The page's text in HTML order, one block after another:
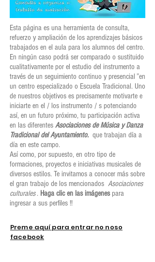
Esta página es una herramienta de consulta,
refuerzo y ampliación de los aprendizajes básicos
trabajados en el aula para los alumnos del centro.
En ningún caso podrá ser comparado o sustituido
cualitativamente por el estudio del instrumento a
través de un seguimiento continuo y presencial ”en
un centro especializado o Escuela Tradicional. Uno
de nuestros objetivos es precisamente motivarte e
iniciarte en el / los instrumento / s potenciando
así, en un futuro próximo, tu participación activa
en las diferentes Asociaciones de Música y Danza
Tradicional del Ayuntamiento. que trabajan día a
día en este campo.
Así como, por supuesto, en otro tipo de
formaciones, proyectos e iniciativas musicales de
diversos estilos. Te invitamos a conocer más sobre
el gran trabajo de los mencionados Asociaciones
culturales. Haga clic en las imágenespara
ingresar a sus perfiles !!
Preme aquí para entrar no noso
facebook